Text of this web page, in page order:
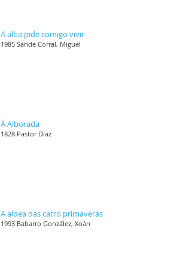
Á alba pide comigo vivir
1985 Sande Corral, Miguel
Á Alborada
1828 Pastor Díaz
A aldea das catro primaveras
1993 Babarro González, Xoán